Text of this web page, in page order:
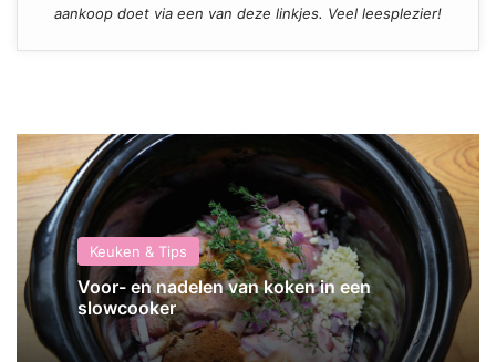
aankoop doet via een van deze linkjes. Veel leesplezier!
Keuken & Tips
Voor- en nadelen van koken in een
slowcooker